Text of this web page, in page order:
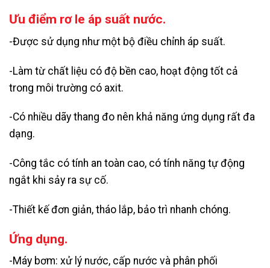
Ưu điểm rơ le áp suất nước.
-Được sử dụng như một bộ điều chỉnh áp suất.
-Làm từ chất liệu có độ bền cao, hoạt động tốt cả
trong môi trường có axit.
-Có nhiều dãy thang đo nên khả năng ứng dụng rất đa
dạng.
-Công tắc có tính an toàn cao, có tính năng tự động
ngắt khi sảy ra sự cố.
-Thiết kế đơn giản, tháo lắp, bảo trì nhanh chóng.
Ứng dụng.
-Máy bơm: xử lý nước, cấp nước và phân phối